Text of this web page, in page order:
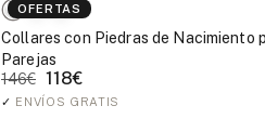
OFERTAS
Collares con Piedras de Nacimiento
Parejas
146€ 118€
✓ ENVÍOS GRATIS